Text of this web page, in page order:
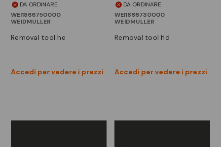
DA ORDINARE
WEI1866750000
WEIDMULLER
removal tool he
Accedi per vedere i prezzi
DA ORDINARE
WEI1866730000
WEIDMULLER
removal tool hd
Accedi per vedere i prezzi